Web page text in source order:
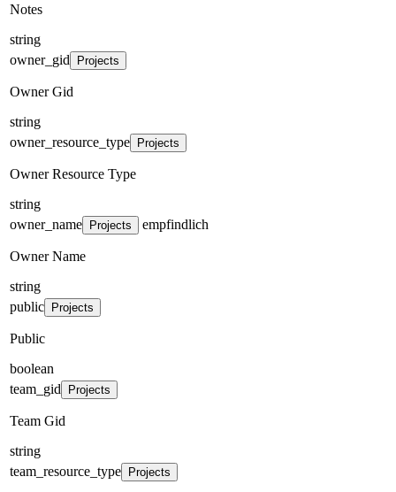
Notes
string
owner_gid
Projects
Owner Gid
string
owner_resource_type
Projects
Owner Resource Type
string
owner_name
Projects empfindlich
Owner Name
string
public
Projects
Public
boolean
team_gid
Projects
Team Gid
string
team_resource_type
Projects